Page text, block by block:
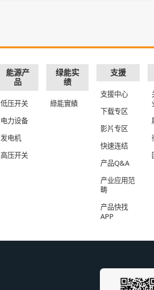
能源产
品
低压开关
电力设备
发电机
高压开关
绿能实
绩
綠能實績
支援
支援中心
下载专区
影片专区
快速连结
产品Q&A
产业应用范
畴
产品快找
APP